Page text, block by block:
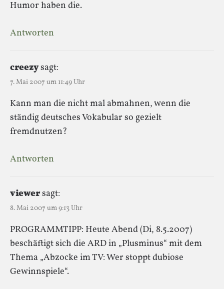
Humor haben die.
Antworten
creezysagt:
7. Mai 2007 um 11:49 Uhr
Kann man die nicht mal abmahnen, wenn die
ständig deutsches Vokabular so gezielt
fremdnutzen?
Antworten
viewersagt:
8. Mai 2007 um 9:13 Uhr
PROGRAMMTIPP: Heute Abend (Di, 8.5.2007)
beschäftigt sich die ARD in „Plusminus“ mit dem
Thema „Abzocke im TV: Wer stoppt dubiose
Gewinnspiele“.